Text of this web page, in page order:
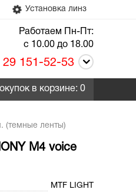
Установка линз
Работаем Пн-Пт:
с 10.00 до 18.00
29 151-52-53
в корзине: 0
(темные ленты)
M4 voice
MTF LIGHT